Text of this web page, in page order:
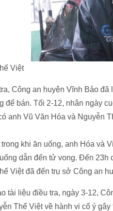
Việt
Công an huyện Vĩnh Bảo
để bán. Tối 2-12, nhân ngày
anh Vũ Văn Hóa và Nguyễn
khi ăn uống, anh Hóa và
dẫn đến tử vong. Đến 23h
Việt đã đến trụ sở Công an
tài liệu điều tra, ngày 3-12,
Thế Việt về hành vi cố ý